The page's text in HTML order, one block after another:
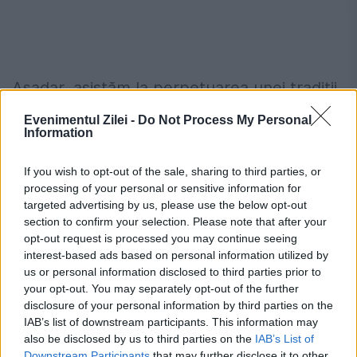
Evenimentul Zilei - Do Not Process My Personal
Information
If you wish to opt-out of the sale, sharing to third parties, or
processing of your personal or sensitive information for
targeted advertising by us, please use the below opt-out
section to confirm your selection. Please note that after your
opt-out request is processed you may continue seeing
interest-based ads based on personal information utilized by
us or personal information disclosed to third parties prior to
your opt-out. You may separately opt-out of the further
disclosure of your personal information by third parties on the
IAB’s list of downstream participants. This information may
also be disclosed by us to third parties on the IAB’s List of
Așadar, asistăm la perpetuarea unei tradiții
de circa 103 ani, a cultului special al
Sfântului Andrei, accentuat și de faptul că
al doilea hram al Catedralei Mântuirii
Neamului de la București este Sfântul
Andrei.
Domnitorii români aveau în Evul Mediu
particula IO, tradusă prin numele Sfântului
Ioan Botezătorul. Așadar, de Sfântul Andrei,
până în 1920 și apoi până în 1995, nu se